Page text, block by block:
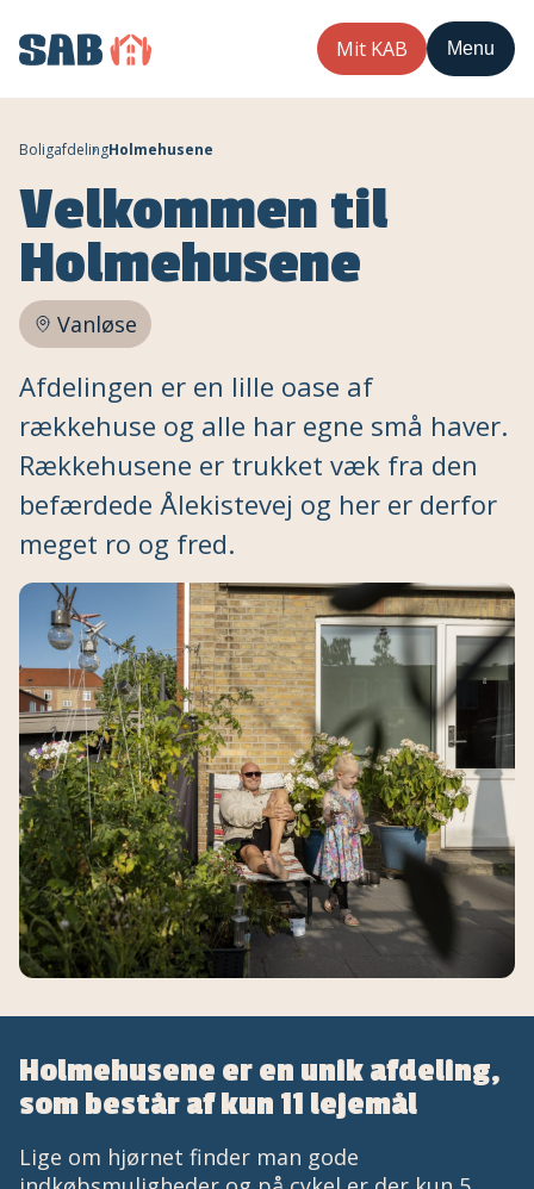
Mit KAB Menu
BoligafdelingHolmehusene
Velkommen til
Holmehusene
Vanløse
Afdelingen er en lille oase af
rækkehuse og alle har egne små haver.
Rækkehusene er trukket væk fra den
befærdede Ålekistevej og her er derfor
meget ro og fred.
Holmehusene er en unik afdeling,
som består af kun 11 lejemål
Lige om hjørnet finder man gode